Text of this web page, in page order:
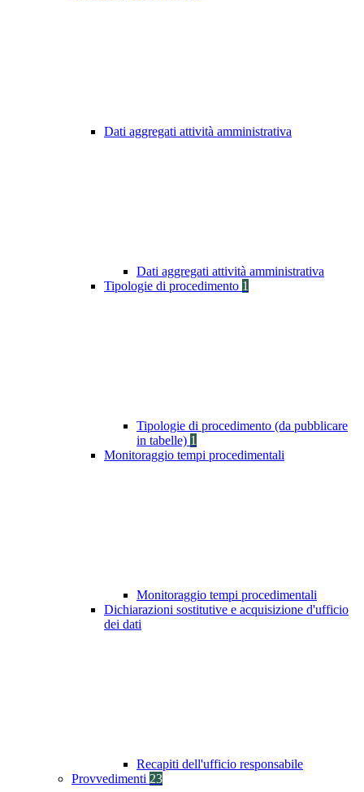
Dati aggregati attività amministrativa
Dati aggregati attività amministrativa
Tipologie di procedimento 1
Tipologie di procedimento (da pubblicare
in tabelle) 1
Monitoraggio tempi procedimentali
Monitoraggio tempi procedimentali
Dichiarazioni sostitutive e acquisizione d'ufficio
dei dati
Recapiti dell'ufficio responsabile
Provvedimenti 23